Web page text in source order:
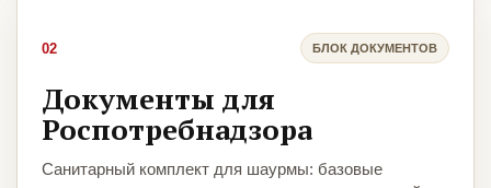
02 БЛОК ДОКУМЕНТОВ
Документы для
Роспотребнадзора
Санитарный комплект для шаурмы: базовые